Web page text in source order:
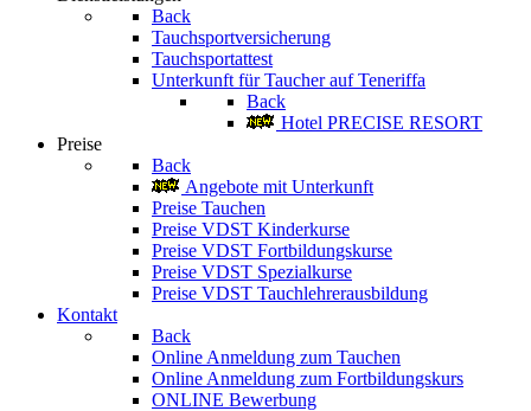
Back
Tauchsportversicherung
Tauchsportattest
Unterkunft für Taucher auf Teneriffa
Back
Hotel PRECISE RESORT
Preise
Back
Angebote mit Unterkunft
Preise Tauchen
Preise VDST Kinderkurse
Preise VDST Fortbildungskurse
Preise VDST Spezialkurse
Preise VDST Tauchlehrerausbildung
Kontakt
Back
Online Anmeldung zum Tauchen
Online Anmeldung zum Fortbildungskurs
ONLINE Bewerbung